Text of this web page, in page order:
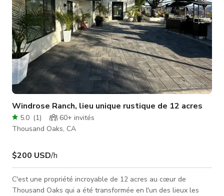
Windrose Ranch, lieu unique rustique de 12 acres
5.0 (1) 60+ invités
Thousand Oaks, CA
$200 USD/h
C'est une propriété incroyable de 12 acres au cœur de
Thousand Oaks qui a été transformée en l'un des lieux les